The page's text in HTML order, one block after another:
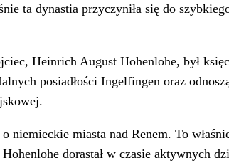
ta dynastia przyczyniła się do
Heinrich August Hohenlohe, był
posiadłości Ingelfingen oraz
miasta nad Renem. To
dorastał w czasie aktywnych